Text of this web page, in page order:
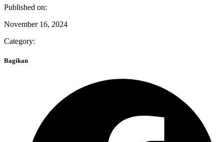
Published on:
November 16, 2024
Category:
Bagikan